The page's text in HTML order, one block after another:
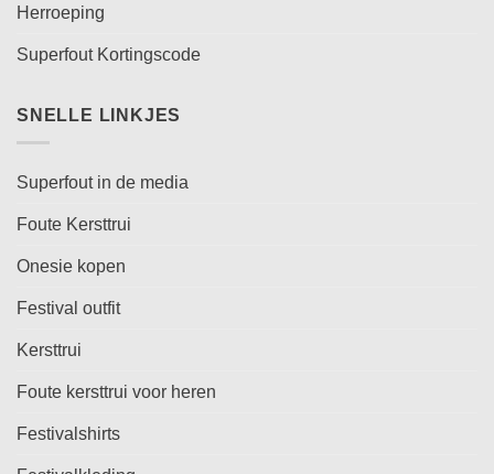
Herroeping
Superfout Kortingscode
SNELLE LINKJES
Superfout in de media
Foute Kersttrui
Onesie kopen
Festival outfit
Kersttrui
Foute kersttrui voor heren
Festivalshirts